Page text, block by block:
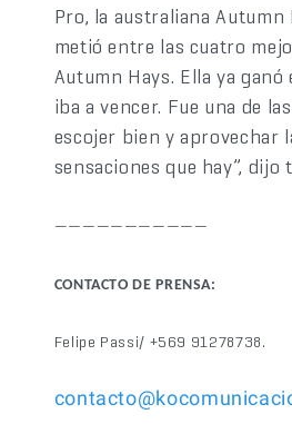
Pro, la australiana Autumn
metió entre las cuatro
Autumn Hays. Ella ya
iba a vencer. Fue una de
escojer bien y aprovechar
sensaciones que hay”,
———————————
CONTACTO DE PRENSA:
Felipe Passi/ +569 91278738.